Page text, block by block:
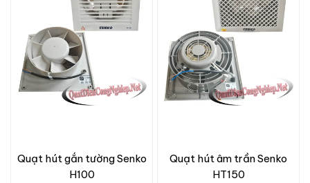
Quạt hút gắn tường Senko
H100
Quạt hút âm trần Senko
HT150